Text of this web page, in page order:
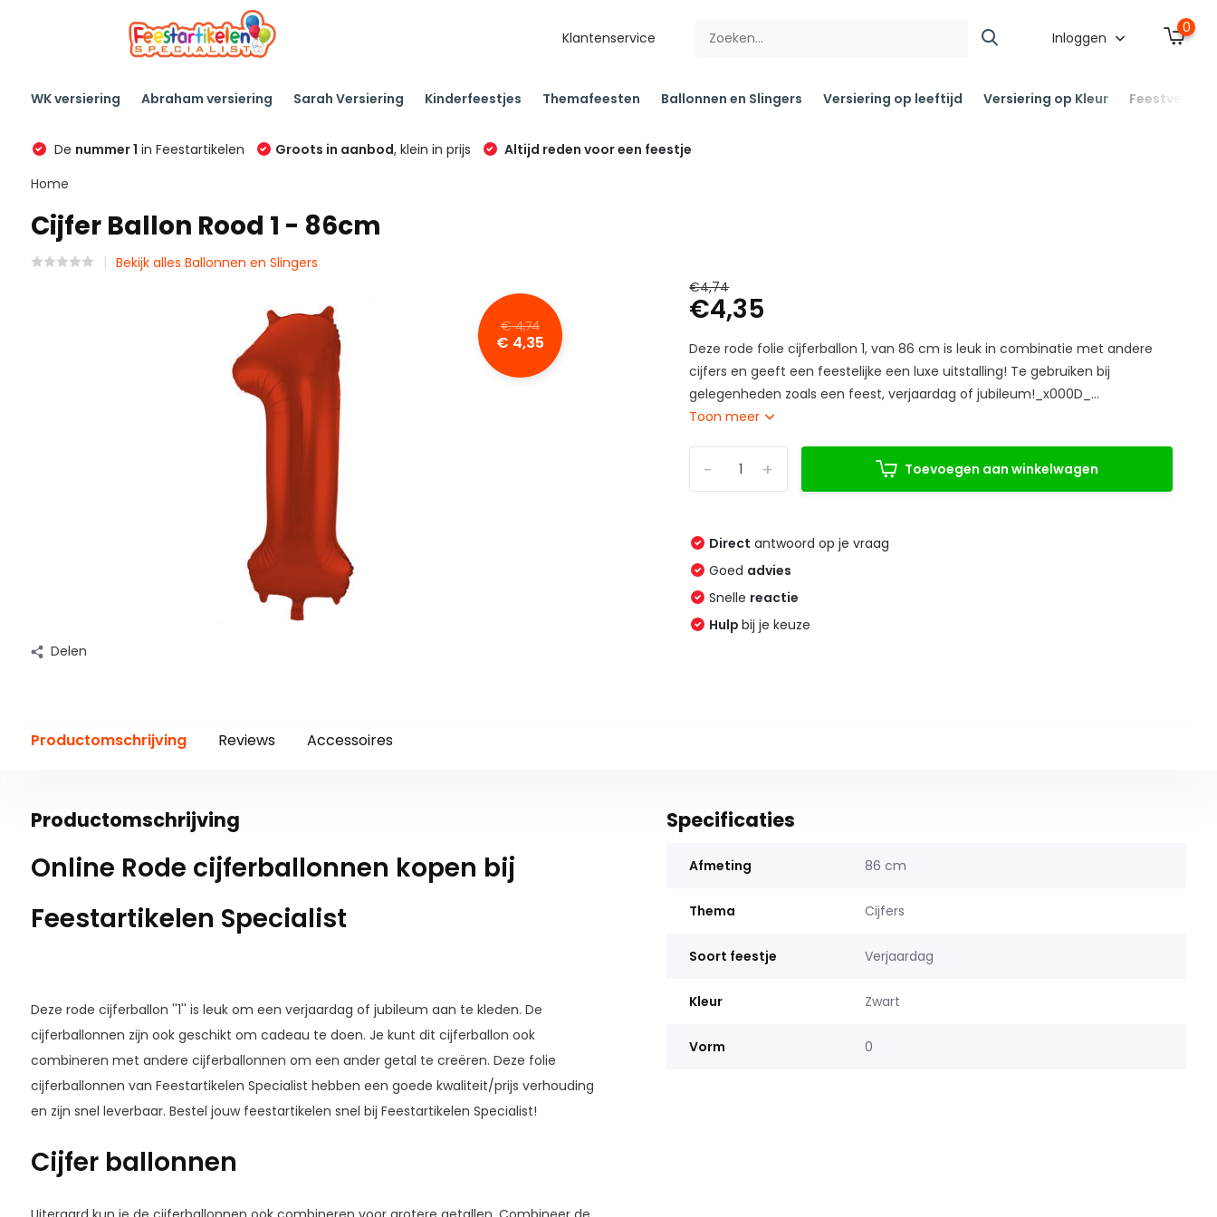
Klantenservice Inloggen
0
WK versiering Abraham versiering Sarah Versiering Kinderfeestjes Themafeesten Ballonnen en Slingers Versiering op leeftijd Versiering op Kleur
De nummer 1 in Feestartikelen Groots in aanbod, klein in prijs
Altijd reden voor een feestje
Home
Cijfer Ballon Rood 1 - 86cm
Bekijk alles Ballonnen en Slingers
€ 4,74
€ 4,35
Delen
€4,74
€4,35
Deze rode folie cijferballon 1, van 86 cm is leuk in combinatie met andere
cijfers en geeft een feestelijke een luxe uitstalling! Te gebruiken bij
gelegenheden zoals een feest, verjaardag of jubileum!_x000D_...
Toon meer
+
- Toevoegen aan winkelwagen
Direct antwoord op je vraag
Goed advies
Snelle reactie
Hulpbij je keuze
Productomschrijving Reviews Accessoires
Productomschrijving
Online Rode cijferballonnen kopen bij
Feestartikelen Specialist
Deze rode cijferballon ''1'' is leuk om een verjaardag of jubileum aan te kleden. De
cijferballonnen zijn ook geschikt om cadeau te doen. Je kunt dit cijferballon ook
combineren met andere cijferballonnen om een ander getal te creëren. Deze folie
cijferballonnen van Feestartikelen Specialist hebben een goede kwaliteit/prijs verhouding
en zijn snel leverbaar. Bestel jouw feestartikelen snel bij Feestartikelen Specialist!
Cijfer ballonnen
Specificaties
Afmeting 86 cm
Thema Cijfers
Soort feestje Verjaardag
Kleur Zwart
Vorm 0